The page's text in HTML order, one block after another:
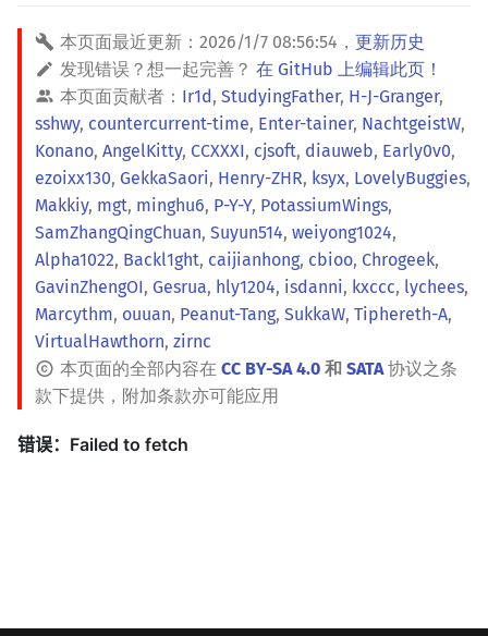
本页面最近更新： 2026/1/7 08:56:54 ， 更新历史
发现错误？想一起完善？ 在 GitHub 上编辑此页！
本页面贡献者： Ir1d , StudyingFather, H-J-Granger,
sshwy, countercurrent-time, Enter-tainer, NachtgeistW,
Konano, AngelKitty, CCXXXI, cjsoft, diauweb, Early0v0,
ezoixx130, GekkaSaori, Henry-ZHR, ksyx, LovelyBuggies,
Makkiy, mgt, minghu6, P-Y-Y, PotassiumWings,
SamZhangQingChuan, Suyun514, weiyong1024,
Alpha1022, Backl1ght, caijianhong, cbioo, Chrogeek,
GavinZhengOI, Gesrua, hly1204, isdanni, kxccc, lychees,
Marcythm, ouuan, Peanut-Tang, SukkaW, Tiphereth-A,
VirtualHawthorn, zirnc
本页面的全部内容在 CC BY-SA 4.0 和 SATA协议之条
款下提供，附加条款亦可能应用